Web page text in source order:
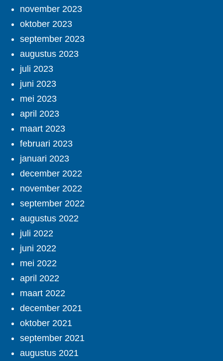
november 2023
oktober 2023
september 2023
augustus 2023
juli 2023
juni 2023
mei 2023
april 2023
maart 2023
februari 2023
januari 2023
december 2022
november 2022
september 2022
augustus 2022
juli 2022
juni 2022
mei 2022
april 2022
maart 2022
december 2021
oktober 2021
september 2021
augustus 2021